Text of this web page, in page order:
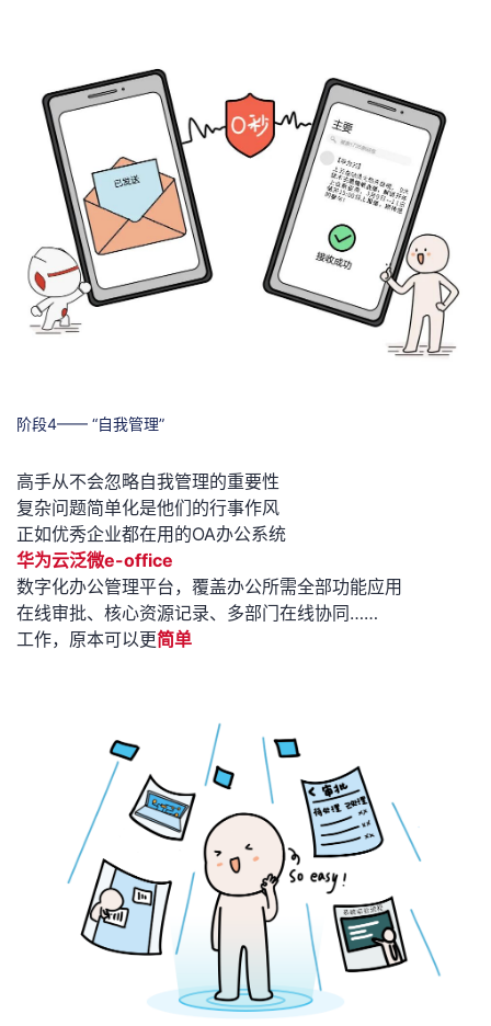
阶段4—— “自我管理”
高手从不会忽略自我管理的重要性
复杂问题简单化是他们的行事作风
正如优秀企业都在用的OA办公系统
华为云泛微e-office
数字化办公管理平台， 覆盖办公所需全部功能应用
在线审批、核心资源记录、多部门在线协同……
工作，原本可以更简单